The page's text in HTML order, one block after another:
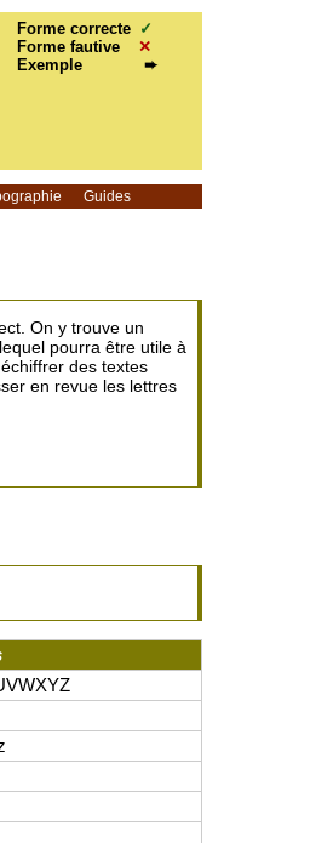
Forme correcte ✓
Forme fautive✕
Exemple➨
Guides
On y trouve un
pourra être utile à
des textes
en revue les lettres